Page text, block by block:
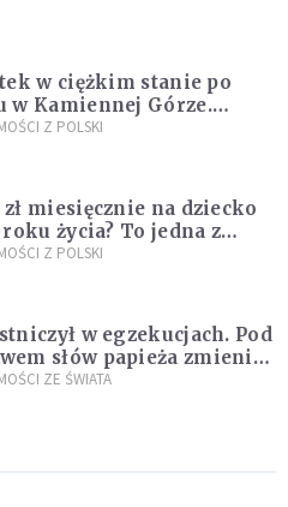
w ciężkim stanie po
w Kamiennej Górze.
zatrzymała dwóch
Z POLSKI
zł miesięcznie na dziecko
roku życia? To jedna z
programu "Rozwój
Z POLSKI
w egzekucjach. Pod
słów papieża zmienił
ZE ŚWIATA